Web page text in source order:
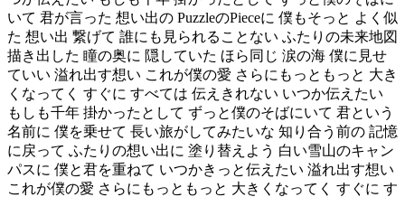
いて 君が言った 想い出の PuzzleのPieceに 僕もそっと よく似
た 想い出 繋げて 誰にも見られることない ふたりの未来地図
描き出した 瞳の奥に 隠していた ほら同じ 涙の海 僕に見せ
ていい 溢れ出す想い これが僕の愛 さらにもっともっと 大き
くなってく すぐに すべては 伝えきれない いつか伝えたい
もしも千年 掛かったとして ずっと僕のそばにいて 君という
名前に 僕を乗せて 長い旅がしてみたいな 知り合う前の 記憶
に戻って ふたりの想い出に 塗り替えよう 白い雪山のキャン
パスに 僕と君を重ねて いつかきっと伝えたい 溢れ出す想い
これが僕の愛 さらにもっともっと 大きくなってく すぐに す